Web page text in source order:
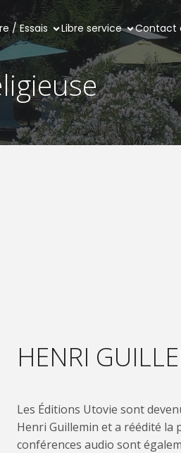
/ Essais Libre service Contact
HENRI
Les Éditions Utovie sont
Henri Guillemin et a réédité la
conférences audio sont